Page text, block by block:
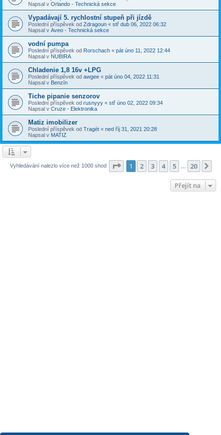
Napsal v Orlando - Technická sekce
Vypadávají 5. rychlostní stupeň při jízdě
Poslední příspěvek od Zdragoun « stř dub 06, 2022 06:32
Napsal v Aveo - Technická sekce
vodní pumpa
Poslední příspěvek od Rorschach « pát úno 11, 2022 12:44
Napsal v NUBIRA
Chladenie 1,8 16v +LPG
Poslední příspěvek od awgee « pát úno 04, 2022 11:31
Napsal v Benzín
Tiche pipanie senzorov
Poslední příspěvek od rusnyyy « stř úno 02, 2022 09:34
Napsal v Cruze - Elektronika
Matiz imobilizer
Poslední příspěvek od Tragét « ned říj 31, 2021 20:28
Napsal v MATIZ
Vyhledávání nalezlo více než 1000 shod Stránka z 20
1 2 3 4 5 20
Přejít na